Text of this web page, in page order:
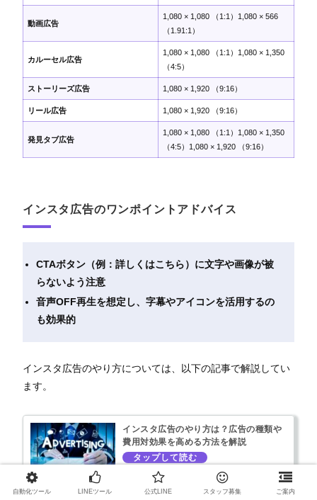
動画広告
1,080 × 1,080 （1:1）1,080 × 566
（1.91:1）
カルーセル広告
1,080 × 1,080 （1:1）1,080 × 1,350
（4:5）
ストーリーズ広告 1,080 × 1,920 （9:16）
リール広告 1,080 × 1,920 （9:16）
発見タブ広告
1,080 × 1,080 （1:1）1,080 × 1,350
（4:5）1,080 × 1,920 （9:16）
インスタ広告のワンポイントアドバイス
CTAボタン（例：詳しくはこちら）に文字や画像が被
らないよう注意
音声OFF再生を想定し、字幕やアイコンを活用するの
も効果的
インスタ広告のやり方については、以下の記事で解説してい
ます。
インスタ広告のやり方は？広告の種類や
費用対効果を高める方法を解説
自動化ツール LINEツール 公式LINE スタッフ募集 ご案内